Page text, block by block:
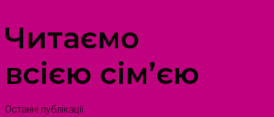
Читаємо
всією сім’єю
Останні публікації